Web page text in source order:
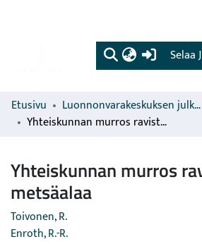
(current)
Selaa
Etusivu Luonnonvarakeskuksen julkaisut
Yhteiskunnan murros ravistelee metsäalaa
Yhteiskunnan murros
metsäalaa
Toivonen, R.
Enroth, R.-R.